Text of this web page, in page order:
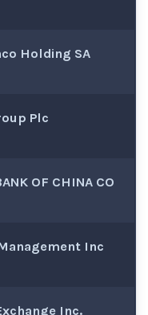
Holding SA
Plc
OF CHINA CO
Inc
Inc.